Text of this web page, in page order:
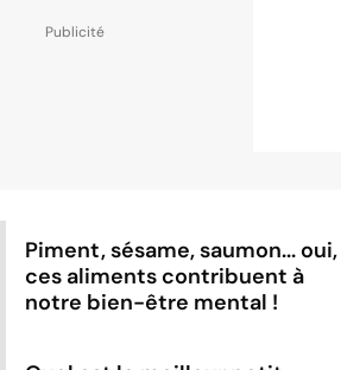
Piment, sésame, saumon... oui,
ces aliments contribuent à
notre bien-être mental !